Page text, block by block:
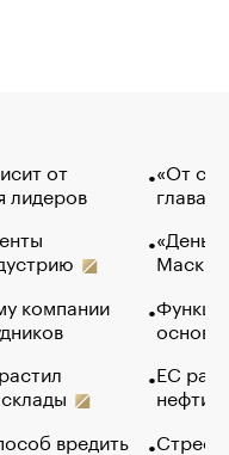
от
лидеров
компании
вредить
«От
глава
Маск в
основ
ЕС
нефти